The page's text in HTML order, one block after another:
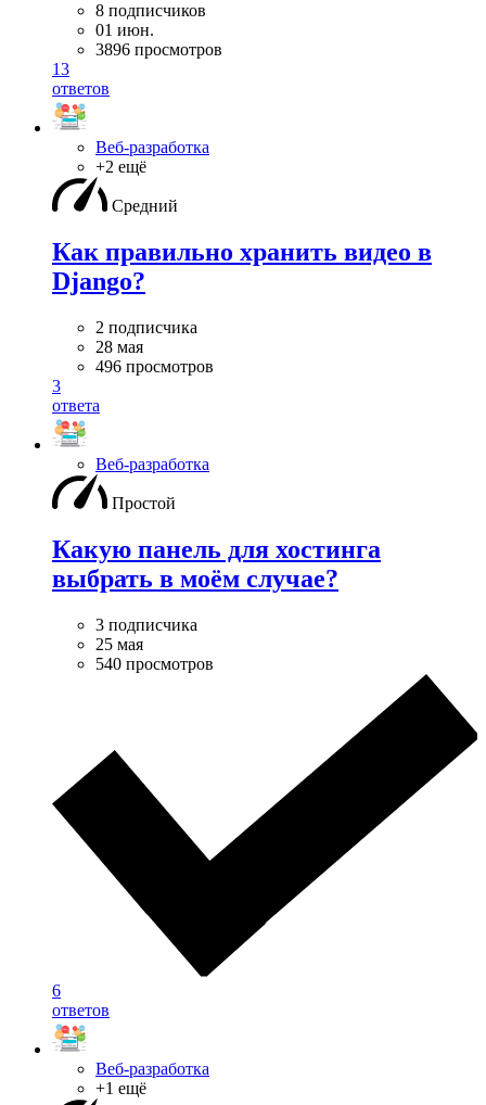
8 подписчиков
01 июн.
3896 просмотров
13
ответов
Веб-разработка
+2 ещё
Средний
Как правильно хранить видео в
Django?
2 подписчика
28 мая
496 просмотров
3
ответа
Веб-разработка
Простой
Какую панель для хостинга
выбрать в моём случае?
3 подписчика
25 мая
540 просмотров
6
ответов
Веб-разработка
+1 ещё